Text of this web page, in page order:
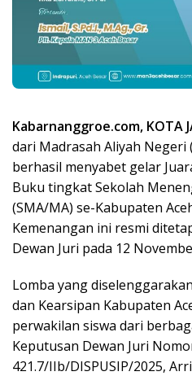
Kabarnanggroe.com, KOTA
dari Madrasah Aliyah Negeri
berhasil menyabet gelar
Buku tingkat Sekolah
(SMA/MA) se-Kabupaten
Kemenangan ini resmi
Dewan Juri pada 12
Lomba yang
dan Kearsipan Kabupaten
perwakilan siswa dari
Keputusan Dewan Juri
421.7/IIb/DISPUSIP/2025,